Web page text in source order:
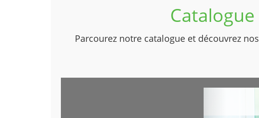
Catalogue
Parcourez notre catalogue et découvrez